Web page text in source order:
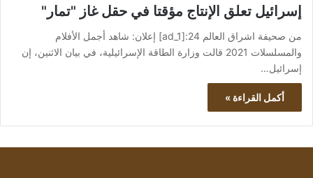
إسرائيل تعلق الإنتاج مؤقتا في حقل غاز "تمار"
من صحيفة اشراق العالم 24:[ad_1] إعلان: شاهد أجمل الأفلام
والمسلسلات 2021 قالت وزارة الطاقة الإسرائيلية، في بيان الاثنين، إن
إسرائيل…
أكمل القراءة »